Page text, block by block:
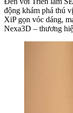
động khám phá thú
XiP gọn vóc dáng,
Nexa3D – thương